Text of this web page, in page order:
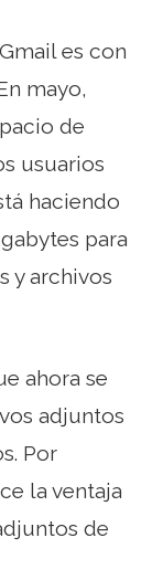
es con
mayo,
de
usuarios
haciendo
para
y archivos
ahora se
adjuntos
Por
la ventaja
de